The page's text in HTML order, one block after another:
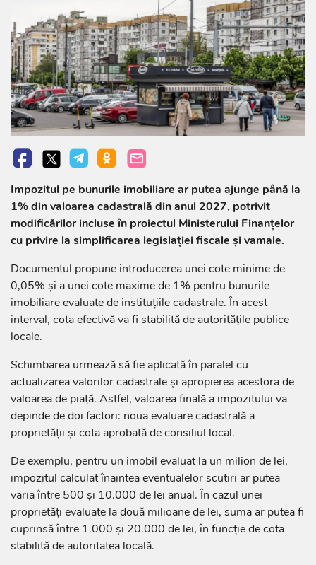
Impozitul pe bunurile imobiliare ar putea ajunge până la
1% din valoarea cadastrală din anul 2027, potrivit
modificărilor incluse în proiectul Ministerului Finanțelor
cu privire la simplificarea legislației fiscale și vamale.
Documentul propune introducerea unei cote minime de
0,05% și a unei cote maxime de 1% pentru bunurile
imobiliare evaluate de instituțiile cadastrale. În acest
interval, cota efectivă va fi stabilită de autoritățile publice
locale.
Schimbarea urmează să fie aplicată în paralel cu
actualizarea valorilor cadastrale și apropierea acestora de
valoarea de piață. Astfel, valoarea finală a impozitului va
depinde de doi factori: noua evaluare cadastrală a
proprietății și cota aprobată de consiliul local.
De exemplu, pentru un imobil evaluat la un milion de lei,
impozitul calculat înaintea eventualelor scutiri ar putea
varia între 500 și 10.000 de lei anual. În cazul unei
proprietăți evaluate la două milioane de lei, suma ar putea fi
cuprinsă între 1.000 și 20.000 de lei, în funcție de cota
stabilită de autoritatea locală.